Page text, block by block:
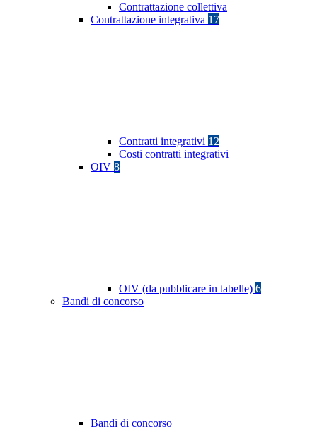
Contrattazione collettiva
Contrattazione integrativa 17
Contratti integrativi 12
Costi contratti integrativi
OIV 8
OIV (da pubblicare in tabelle) 6
Bandi di concorso
Bandi di concorso